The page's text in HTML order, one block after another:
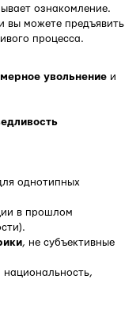
ознакомление.
вы можете предъявить
процесса.
увольнение и
однотипных
в прошлом
, не субъективные
национальность,